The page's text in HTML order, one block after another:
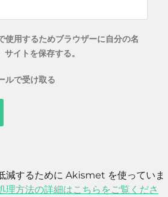
使用するためブラウザーに自分の名
イトを保存する。
ルで受け取る
減するために Akismet を使っていま
理方法の詳細はこちらをご覧くださ